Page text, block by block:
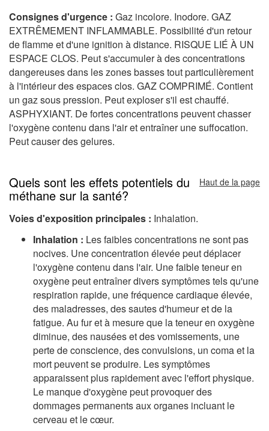
Consignes d'urgence : Gaz incolore. Inodore. GAZ
EXTRÊMEMENT INFLAMMABLE. Possibilité d'un retour
de flamme et d'une ignition à distance. RISQUE LIÉ À UN
ESPACE CLOS. Peut s'accumuler à des concentrations
dangereuses dans les zones basses tout particulièrement
à l'intérieur des espaces clos. GAZ COMPRIMÉ. Contient
un gaz sous pression. Peut exploser s'il est chauffé.
ASPHYXIANT. De fortes concentrations peuvent chasser
l'oxygène contenu dans l'air et entraîner une suffocation.
Peut causer des gelures.
Quels sont les effets potentiels du
méthane sur la santé?
Haut de la page
Voies d'exposition principales : Inhalation.
Inhalation : Les faibles concentrations ne sont pas
nocives. Une concentration élevée peut déplacer
l'oxygène contenu dans l'air. Une faible teneur en
oxygène peut entraîner divers symptômes tels qu'une
respiration rapide, une fréquence cardiaque élevée,
des maladresses, des sautes d'humeur et de la
fatigue. Au fur et à mesure que la teneur en oxygène
diminue, des nausées et des vomissements, une
perte de conscience, des convulsions, un coma et la
mort peuvent se produire. Les symptômes
apparaissent plus rapidement avec l'effort physique.
Le manque d'oxygène peut provoquer des
dommages permanents aux organes incluant le
cerveau et le cœur.